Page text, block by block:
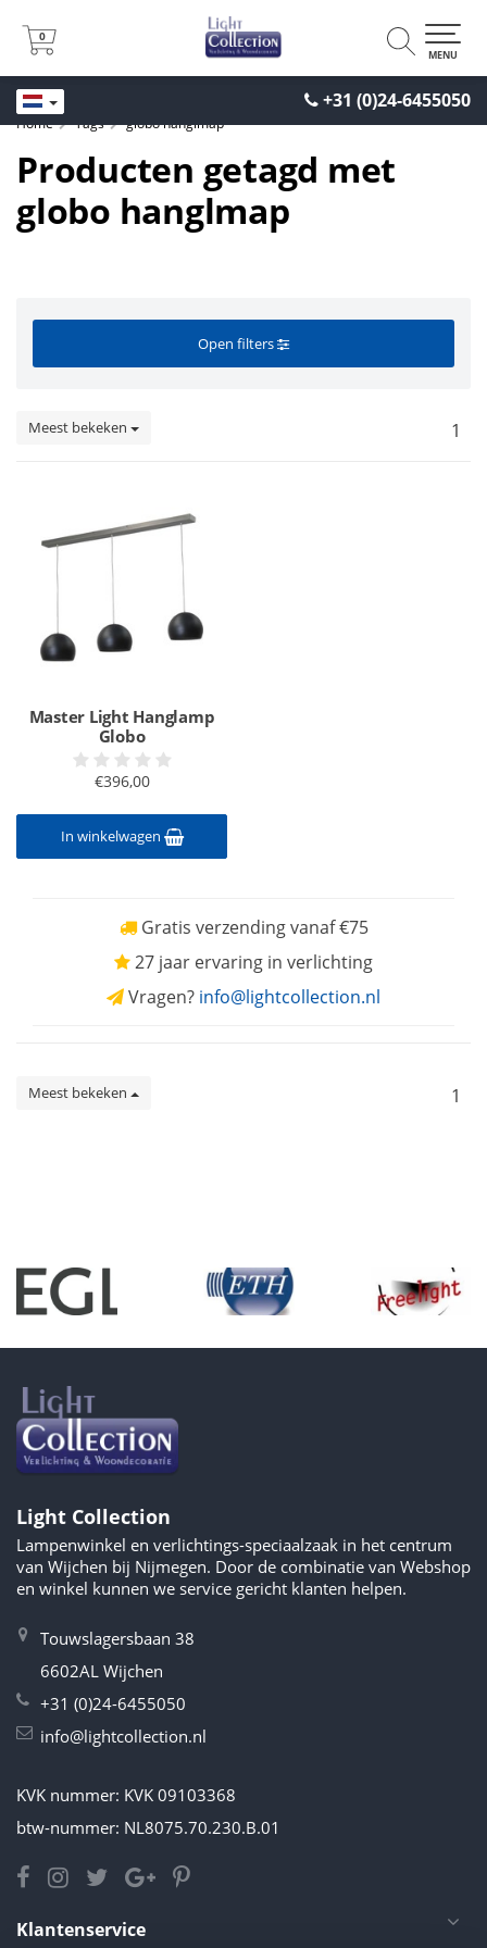
+31 (0)24-6455050
0
0
MENU
Home Tags globo hanglmap
Producten getagd met
globo hanglmap
Open filters
Meest bekeken 1
Master Light Hanglamp
Globo
€396,00
In winkelwagen
Gratis verzending vanaf €75
27 jaar ervaring in verlichting
Vragen? info@lightcollection.nl
Meest bekeken 1
Light Collection
Lampenwinkel en verlichtings-speciaalzaak in het centrum
van Wijchen bij Nijmegen. Door de combinatie van Webshop
en winkel kunnen we service gericht klanten helpen.
Touwslagersbaan 38
6602AL Wijchen
+31 (0)24-6455050
info@lightcollection.nl
KVK nummer: KVK 09103368
btw-nummer: NL8075.70.230.B.01
Klantenservice